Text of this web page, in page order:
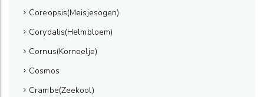
Coreopsis(Meisjesogen)
Corydalis(Helmbloem)
Cornus(Kornoelje)
Cosmos
Crambe(Zeekool)